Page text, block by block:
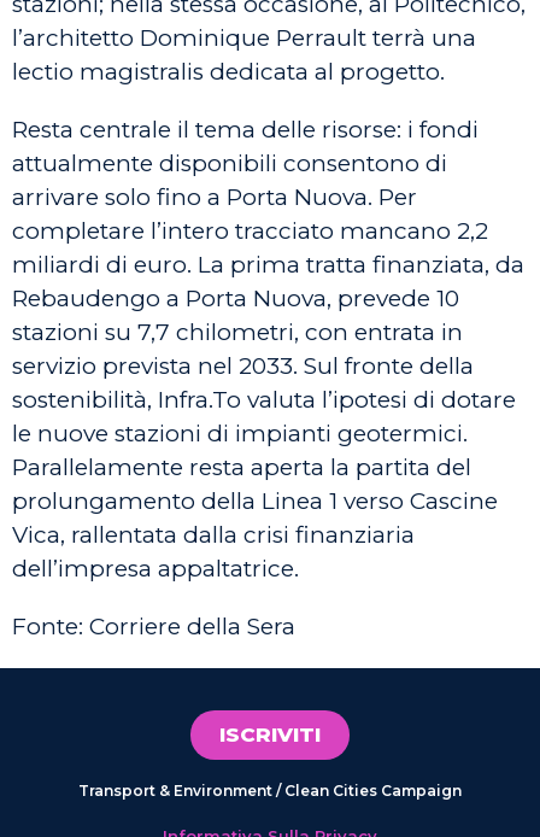
l’architetto Dominique Perrault terrà una
lectio magistralis dedicata al progetto.
Resta centrale il tema delle risorse: i fondi
attualmente disponibili consentono di
arrivare solo fino a Porta Nuova. Per
completare l’intero tracciato mancano 2,2
miliardi di euro. La prima tratta finanziata, da
Rebaudengo a Porta Nuova, prevede 10
stazioni su 7,7 chilometri, con entrata in
servizio prevista nel 2033. Sul fronte della
sostenibilità, Infra.To valuta l’ipotesi di dotare
le nuove stazioni di impianti geotermici.
Parallelamente resta aperta la partita del
prolungamento della Linea 1 verso Cascine
Vica, rallentata dalla crisi finanziaria
dell’impresa appaltatrice.
Fonte: Corriere della Sera
ISCRIVITI
Transport & Environment / Clean Cities Campaign